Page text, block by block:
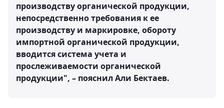
производству органической продукции,
непосредственно требования к ее
производству и маркировке, обороту
импортной органической продукции,
вводится система учета и
прослеживаемости органической
продукции", – пояснил Али Бектаев.